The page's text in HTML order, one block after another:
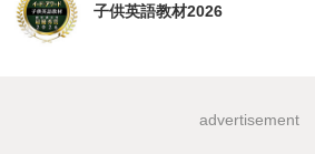
子供英語教材2026
advertisement